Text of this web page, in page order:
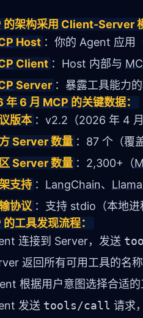
的架构采用 Client-Server
Host ：你的 Agent 应用
Client ：Host 内部与
Server ：暴露工具能力
年 6 月 MCP 的关键数据：
版本 ：v2.2（2026 年 4 月
Server 数量 ：87 个（覆
Server 数量 ：2,300+（
支持 ： LangChain、
协议 ：支持 stdio（本地
的工具发现流程：
连接到 Server，发送
返回所有可用工具的名
根据用户意图选择合适的
发送 tools/call 请求